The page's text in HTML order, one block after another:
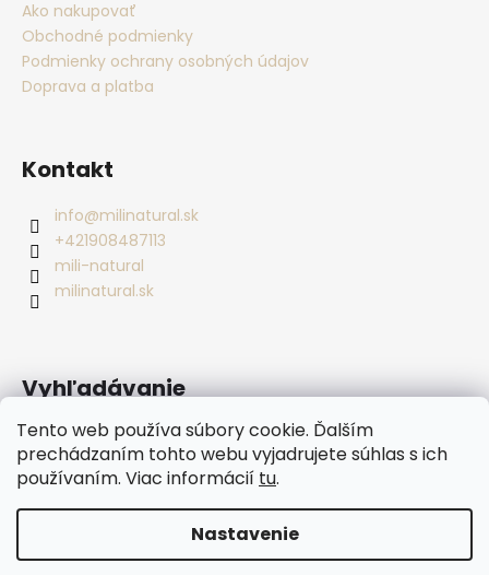
Tento web používa súbory cookie. Ďalším
prechádzaním tohto webu vyjadrujete súhlas s ich
používaním. Viac informácií tu.
Nastavenie
Ako nakupovať
Obchodné podmienky
Podmienky ochrany osobných údajov
Doprava a platba
Kontakt
info@milinatural.sk
+421908487113
mili-natural
milinatural.sk
Vyhľadávanie
HĽADAŤ